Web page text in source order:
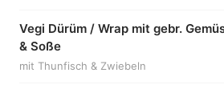
Vegi Dürüm / Wrap mit gebr.
& Soße
mit Thunfisch & Zwiebeln